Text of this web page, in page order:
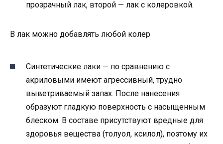
прозрачный лак, второй — лак с колеровкой.
В лак можно добавлять любой колер
Синтетические лаки — по сравнению с
акриловыми имеют агрессивный, трудно
выветриваемый запах. После нанесения
образуют гладкую поверхность с насыщенным
блеском. В составе присутствуют вредные для
здоровья вещества (толуол, ксилол), поэтому их